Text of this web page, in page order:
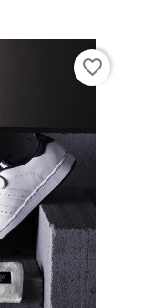
favorite_border